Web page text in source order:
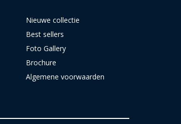
Nieuwe collectie
Best sellers
Foto Gallery
Brochure
Algemene voorwaarden